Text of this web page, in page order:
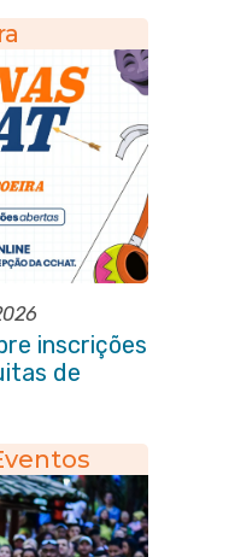
inscrições
de